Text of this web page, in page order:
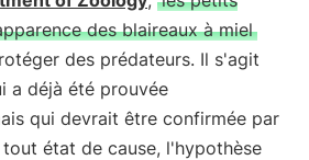
des blaireaux à miel
des prédateurs. Il s'agit
a déjà été prouvée
qui devrait être confirmée par
état de cause, l'hypothèse